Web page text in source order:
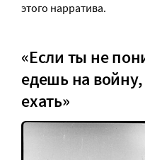
этого нарратива.
«Если ты не
едешь на войну,
ехать»